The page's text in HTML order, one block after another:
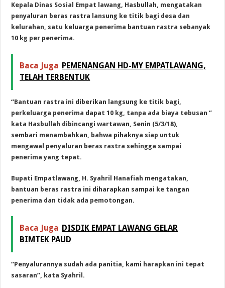
Kepala Dinas Sosial Empat lawang, Hasbullah, mengatakan
penyaluran beras rastra lansung ke titik bagi desa dan
kelurahan, satu keluarga penerima bantuan rastra sebanyak
10 kg per penerima.
Baca Juga PEMENANGAN HD-MY EMPATLAWANG,
TELAH TERBENTUK
“Bantuan rastra ini diberikan langsung ke titik bagi,
perkeluarga penerima dapat 10 kg, tanpa ada biaya tebusan ”
kata Hasbullah dibincangi wartawan, Senin (5/3/18),
sembari menambahkan, bahwa pihaknya siap untuk
mengawal penyaluran beras rastra sehingga sampai
penerima yang tepat.
Bupati Empatlawang, H. Syahril Hanafiah mengatakan,
bantuan beras rastra ini diharapkan sampai ke tangan
penerima dan tidak ada pemotongan.
Baca Juga DISDIK EMPAT LAWANG GELAR
BIMTEK PAUD
“Penyalurannya sudah ada panitia, kami harapkan ini tepat
sasaran”, kata Syahril.